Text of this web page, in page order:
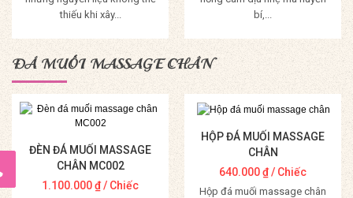
thiếu khi xây...
Mua Hàng
bí,...
Mua Hàng
ĐÁ MUỐI MASSAGE CHÂN
ĐÈN ĐÁ MUỐI MASSAGE
CHÂN MC002
1.100.000₫/ Chiếc
HỘP ĐÁ MUỐI MASSAGE
CHÂN
640.000₫/ Chiếc
Hộp đá muối massage chân